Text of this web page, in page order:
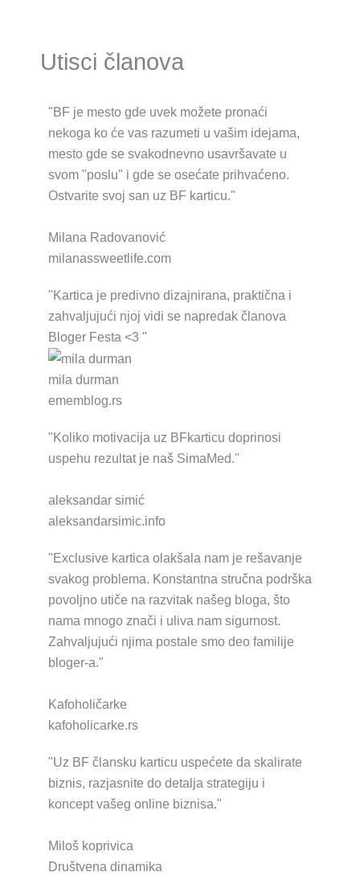
Utisci članova
"BF je mesto gde uvek možete pronaći
nekoga ko će vas razumeti u vašim idejama,
mesto gde se svakodnevno usavršavate u
svom "poslu" i gde se osećate prihvaćeno.
Ostvarite svoj san uz BF karticu."
Milana Radovanović
milanassweetlife.com
"Kartica je predivno dizajnirana, praktična i
zahvaljujući njoj vidi se napredak članova
Bloger Festa <3 "
mila durman
ememblog.rs
"Koliko motivacija uz BFkarticu doprinosi
uspehu rezultat je naš SimaMed."
aleksandar simić
aleksandarsimic.info
"Exclusive kartica olakšala nam je rešavanje
svakog problema. Konstantna stručna podrška
povoljno utiče na razvitak našeg bloga, što
nama mnogo znači i uliva nam sigurnost.
Zahvaljujući njima postale smo deo familije
bloger-a."
Kafoholičarke
kafoholicarke.rs
"Uz BF člansku karticu uspećete da skalirate
biznis, razjasnite do detalja strategiju i
koncept vašeg online biznisa."
Miloš koprivica
Društvena dinamika